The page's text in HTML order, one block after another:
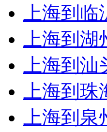
上海到
上海到
上海到
上海到
上海到